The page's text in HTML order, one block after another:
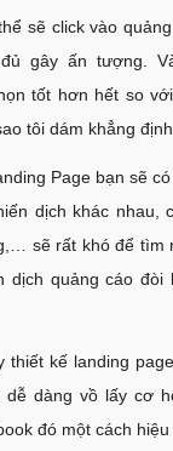
sẽ click vào
gây ấn tượng.
tốt hơn hết so
tôi dám khẳng
Page bạn sẽ
dịch khác nhau,
sẽ rất khó để tìm
dịch quảng cáo đòi
thiết kế landing
dàng vồ lấy cơ
đó một cách hiệu